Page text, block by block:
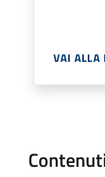
VAI ALLA